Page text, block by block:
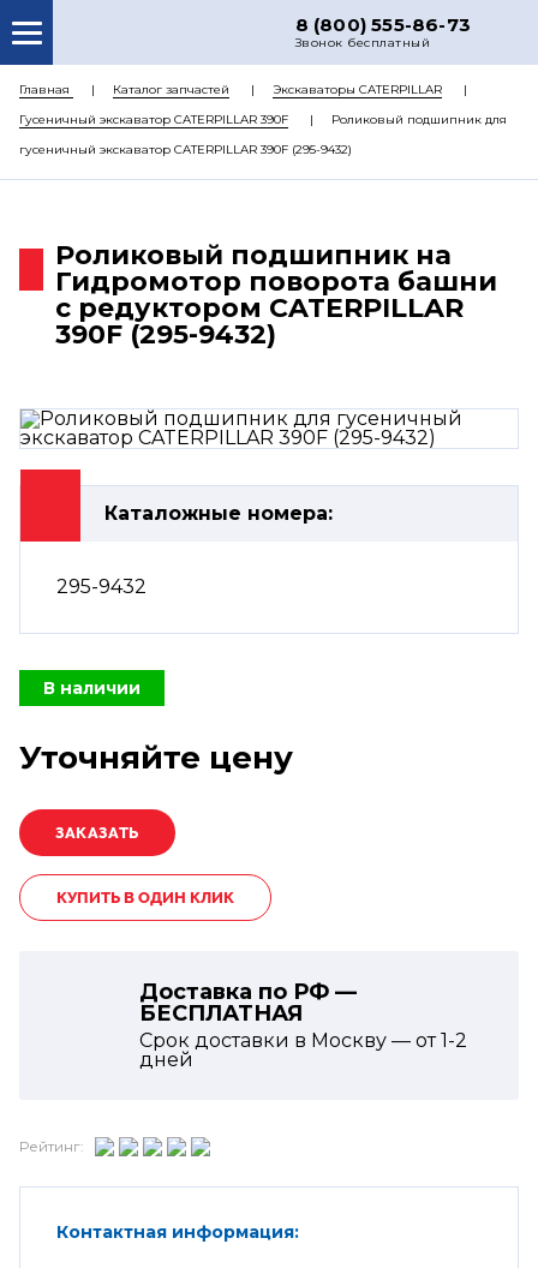
8 (800) 555-86-73
Звонок бесплатный
О НАС
КАТАЛОГ ЗАПЧАСТЕЙ
РЕМОНТ
ЦЕНЫ
КОНТАКТЫ
Главная Каталог запчастей
Экскаваторы CATERPILLAR
Гусеничный экскаватор CATERPILLAR 390F
Роликовый подшипник для
гусеничный экскаватор CATERPILLAR 390F (295-9432)
Роликовый подшипник на
Гидромотор поворота башни
с редуктором CATERPILLAR
390F (295-9432)
Каталожные номера:
295-9432
В наличии
Уточняйте цену
КУПИТЬ В ОДИН КЛИК
Доставка по РФ —
БЕСПЛАТНАЯ
Срок доставки в Москву — от1-2
дней
Рейтинг:
Контактная информация: